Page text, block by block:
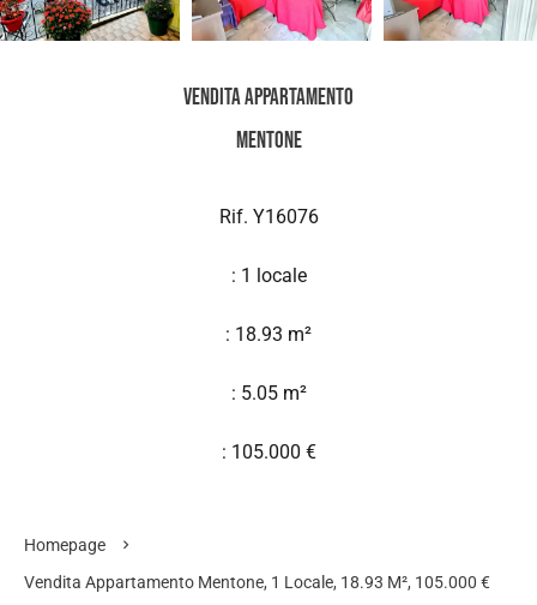
Vendita Appartamento
Mentone
Rif. Y16076
: 1 locale
: 18.93 m²
: 5.05 m²
: 105.000 €
Homepage
Vendita Appartamento Mentone, 1 Locale, 18.93 M², 105.000 €